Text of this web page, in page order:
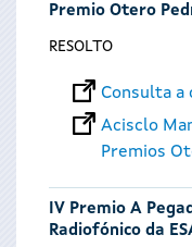
Premio Otero
RESOLTO
Consulta a
Acisclo
Premios
IV Premio A
Radiofónico da